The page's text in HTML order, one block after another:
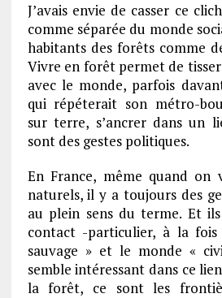
J’avais envie de casser ce
comme séparée du monde
habitants des forêts comme
Vivre en forêt permet de
avec le monde, parfois
qui répéterait son métro-
sur terre, s’ancrer dans un
sont des gestes politiques.
En France, même quand on
naturels, il y a toujours des
au plein sens du terme. Et
contact -particulier, à la
sauvage » et le monde «
semble intéressant dans ce
la forêt, ce sont les